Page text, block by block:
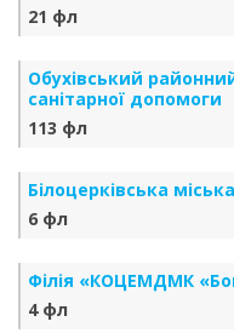
21 фл
Обухівський
санітарної допомоги
113 фл
Білоцерківська
6 фл
Філія «КОЦЕМДМК
4 фл